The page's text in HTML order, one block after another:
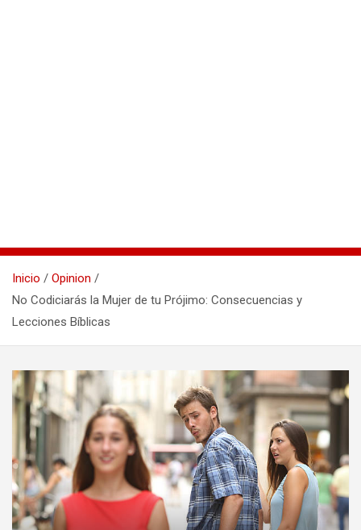
Inicio
Opinion
No Codiciarás la Mujer de tu Prójimo: Consecuencias y
Lecciones Bíblicas